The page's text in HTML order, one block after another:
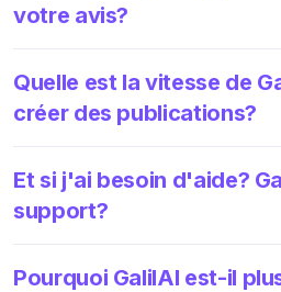
votre avis?
Quelle est la vitesse de
créer des publications?
Et si j'ai besoin d'aide?
support?
Pourquoi GalilAI est-il